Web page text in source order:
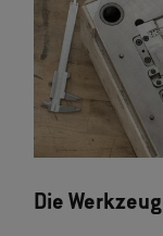
Die